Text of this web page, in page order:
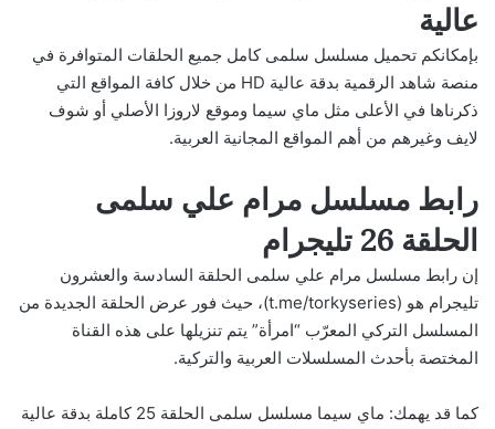
عالية
بإمكانكم تحميل مسلسل سلمى كامل جميع الحلقات المتوافرة في
منصة شاهد الرقمية بدقة عالية HD من خلال كافة المواقع التي
ذكرناها في الأعلى مثل ماي سيما وموقع لاروزا الأصلي أو شوف
لايف وغيرهم من أهم المواقع المجانية العربية.
رابط مسلسل مرام علي سلمى
الحلقة 26 تليجرام
إن رابط مسلسل مرام علي سلمى الحلقة السادسة والعشرون
تليجرام هو (t.me/torkyseries)، حيث فور عرض الحلقة الجديدة من
المسلسل التركي المعرّب “امرأة” يتم تنزيلها على هذه القناة
المختصة بأحدث المسلسلات العربية والتركية.
كما قد يهمك:
ماي سيما مسلسل سلمى الحلقة 25 كاملة بدقة عالية